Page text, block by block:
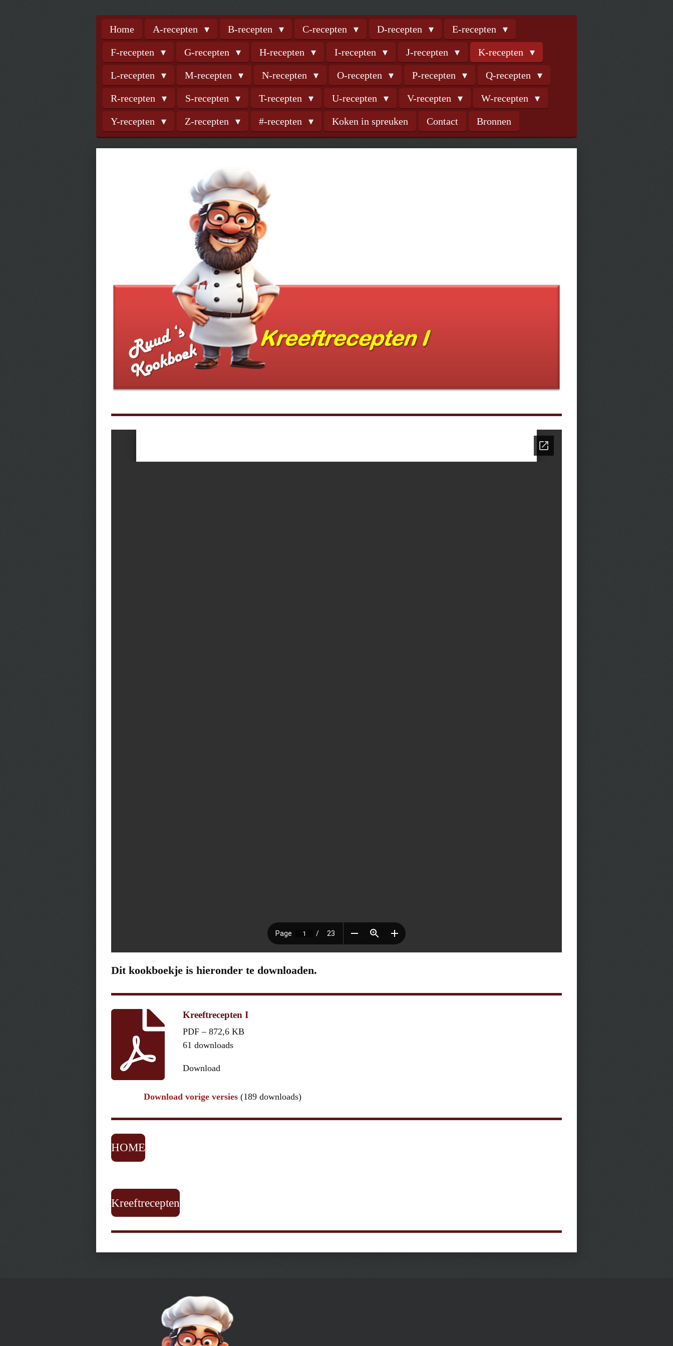
Home A-recepten B-recepten C-recepten D-recepten E-recepten
F-recepten G-recepten H-recepten I-recepten J-recepten K-recepten
L-recepten M-recepten N-recepten O-recepten P-recepten Q-recepten
R-recepten S-recepten T-recepten U-recepten V-recepten W-recepten
Y-recepten Z-recepten #-recepten Koken in spreuken Contact Bronnen
Dit kookboekje is hieronder te downloaden.
Kreeftrecepten I
PDF – 872,6 KB
61 downloads
Download
Download vorige versies (189 downloads)
HOME
Kreeftrecepten